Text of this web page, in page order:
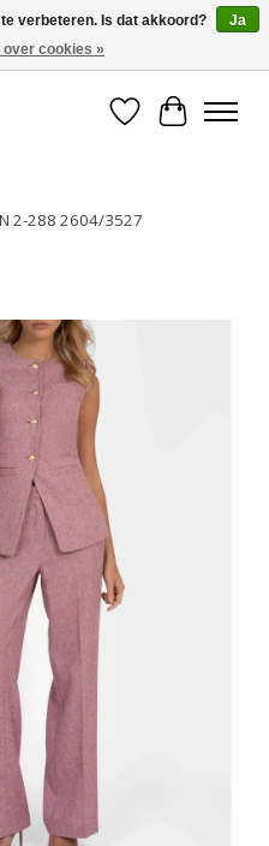
Verlanglijst
N 2-288 2604/3527
Items
verbeteren. Is dat akkoord?
Ja
over cookies »